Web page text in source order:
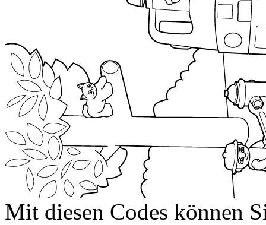
Mit diesen Codes können